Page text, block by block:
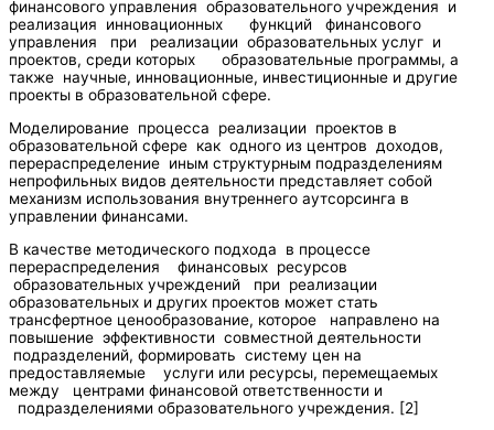
финансового управления образовательного учреждения и
реализация инновационных функций финансового
управления при реализации образовательных услуг и
проектов, среди которых образовательные программы, а
также научные, инновационные, инвестиционные и другие
проекты в образовательной сфере.
Моделирование процесса реализации проектов в
образовательной сфере как одного из центров доходов,
перераспределение иным структурным подразделениям
непрофильных видов деятельности представляет собой
механизм использования внутреннего аутсорсинга в
управлении финансами.
В качестве методического подхода в процессе
перераспределения финансовых ресурсов
образовательных учреждений при реализации
образовательных и других проектов может стать
трансфертное ценообразование, которое направлено на
повышение эффективности совместной деятельности
подразделений, формировать систему цен на
предоставляемые услуги или ресурсы, перемещаемых
между центрами финансовой ответственности и
подразделениями образовательного учреждения. [2]